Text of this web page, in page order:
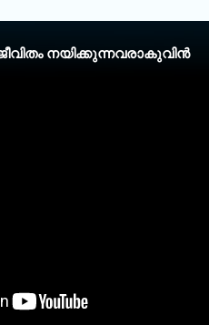
നയിക്കുന്നവരാകുവിൻ